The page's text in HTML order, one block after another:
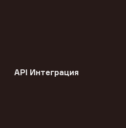
API Интеграция